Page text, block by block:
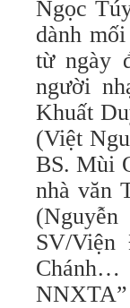
Ngọc
dành
từ ngày
người
Khuất
(Việt
BS. Mùi
nhà văn
SV/
Chánh…
NNXTA”